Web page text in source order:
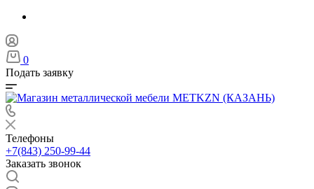
0
Подать заявку
Телефоны
+7(843) 250-99-44
Заказать звонок